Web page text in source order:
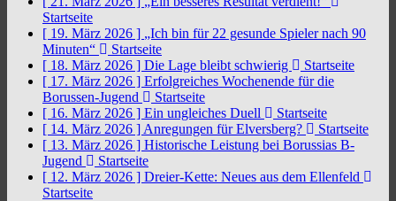
Startseite
[ 19. März 2026 ] „Ich bin für 22 gesunde Spieler nach 90
Minuten“
Startseite
[ 18. März 2026 ] Die Lage bleibt schwierig
Startseite
[ 17. März 2026 ] Erfolgreiches Wochenende für die
Borussen-Jugend
Startseite
[ 16. März 2026 ] Ein ungleiches Duell
Startseite
[ 14. März 2026 ] Anregungen für Elversberg?
Startseite
[ 13. März 2026 ] Historische Leistung bei Borussias B-
Jugend
Startseite
[ 12. März 2026 ] Dreier-Kette: Neues aus dem Ellenfeld
Startseite